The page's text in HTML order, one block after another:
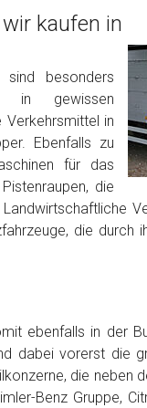
kaufen in
besonders
in gewissen
Verkehrsmittel in
Ebenfalls zu
für das
die
die durch
ebenfalls in der
dabei vorerst die
die neben
Benz Gruppe,